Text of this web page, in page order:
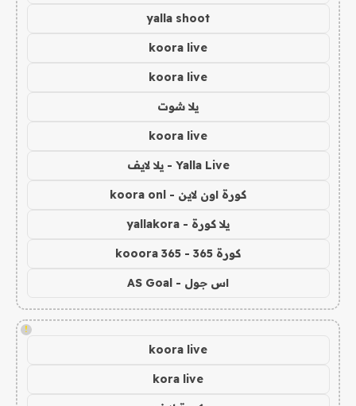
yalla shoot
koora live
koora live
يلا شوت
koora live
Yalla Live - يلا لايف
كورة اون لاين - koora onl
يلا كورة - yallakora
كورة 365 - kooora 365
اس جول - AS Goal
!
koora live
kora live